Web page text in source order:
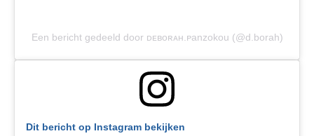
Een bericht gedeeld door ᴅᴇʙᴏʀᴀʜ.ᴘanzokou (@d.borah)
Dit bericht op Instagram bekijken